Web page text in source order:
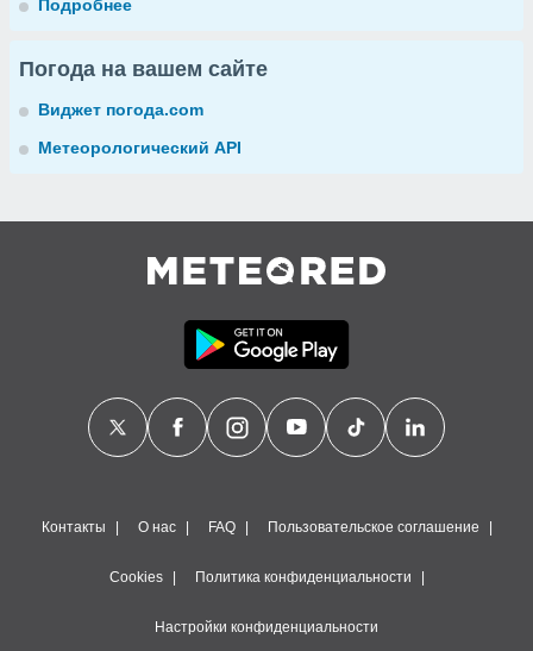
Подробнее
Погода на вашем сайте
Виджет погода.com
Метеорологический API
Контакты О нас FAQ Пользовательское соглашение
Cookies Политика конфиденциальности
Настройки конфиденциальности